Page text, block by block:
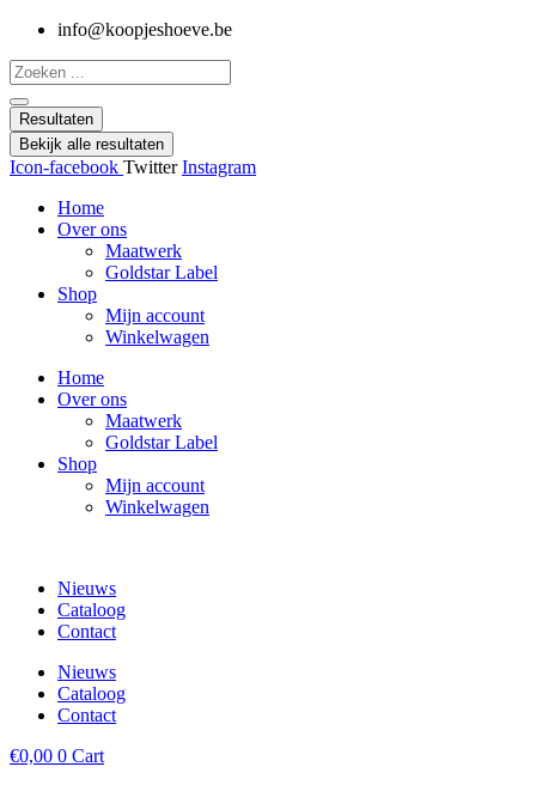
Spring
de
inhoud
info@koopjeshoeve.be
Search
...
Resultaten
Bekijk alle resultaten
Icon-facebook Twitter Instagram
Home
Over ons
Maatwerk
Goldstar Label
Shop
Mijn account
Winkelwagen
Home
Over ons
Maatwerk
Goldstar Label
Shop
Mijn account
Winkelwagen
Nieuws
Cataloog
Contact
Nieuws
Cataloog
Contact
€0,00 0 Cart